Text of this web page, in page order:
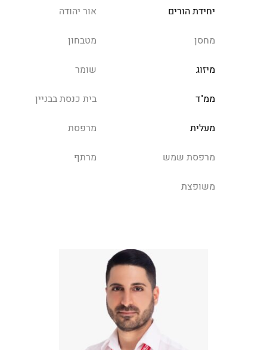
יחידת הורים אור יהודה
מחסן מטבחון
מיזוג שומר
ממ"ד בית כנסת בבניין
מעלית מרפסת
מרפסת שמש מרתף
משופצת